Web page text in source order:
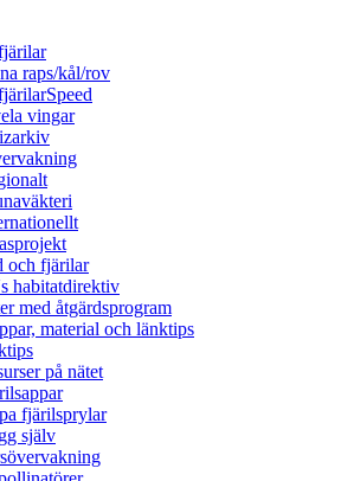
raps/kål/rov
vingar
och fjärilar
habitatdirektiv
med åtgärdsprogram
material och länktips
på nätet
fjärilsprylar
själv